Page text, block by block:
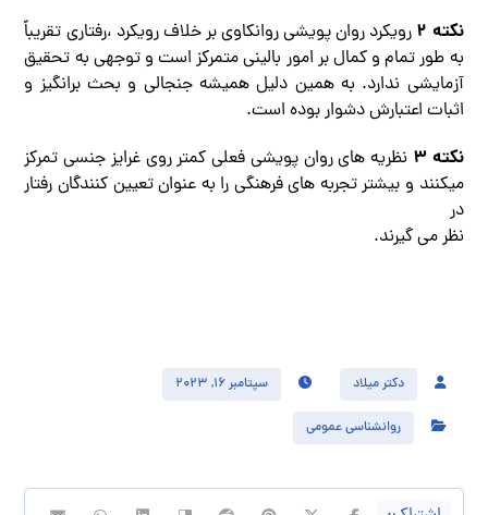
نکته ۲
رویکرد روان پویشی روانکاوی بر خلاف رویکرد ،رفتاری تقریباً
به طور تمام و کمال بر امور بالینی متمرکز است و توجهی به تحقیق
آزمایشی ندارد. به همین دلیل همیشه جنجالی و بحث برانگیز و
اثبات اعتبارش دشوار بوده است.
نکته ۳
نظریه های روان پویشی فعلی کمتر روی غرایز جنسی تمرکز
میکنند و بیشتر تجربه های فرهنگی را به عنوان تعیین کنندگان رفتار
در
نظر می گیرند.
دکتر میلاد سپتامبر ۱۶, ۲۰۲۳
روانشناسی عمومی